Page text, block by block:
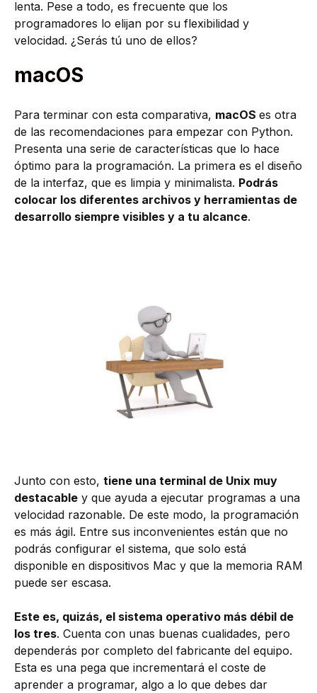
lenta. Pese a todo, es frecuente que los
programadores lo elijan por su flexibilidad y
velocidad. ¿Serás tú uno de ellos?
macOS
Para terminar con esta comparativa, macOS es otra
de las recomendaciones para empezar con Python.
Presenta una serie de características que lo hace
óptimo para la programación. La primera es el diseño
de la interfaz, que es limpia y minimalista. Podrás
colocar los diferentes archivos y herramientas de
desarrollo siempre visibles y a tu alcance.
Junto con esto, tiene una terminal de Unix muy
destacable y que ayuda a ejecutar programas a una
velocidad razonable. De este modo, la programación
es más ágil. Entre sus inconvenientes están que no
podrás configurar el sistema, que solo está
disponible en dispositivos Mac y que la memoria RAM
puede ser escasa.
Este es, quizás, el sistema operativo más débil de
los tres. Cuenta con unas buenas cualidades, pero
dependerás por completo del fabricante del equipo.
Esta es una pega que incrementará el coste de
aprender a programar, algo a lo que debes dar